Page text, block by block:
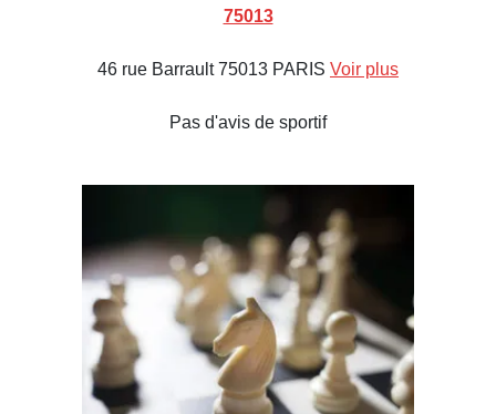
75013
46 rue Barrault 75013 PARIS Voir plus
Pas d'avis de sportif